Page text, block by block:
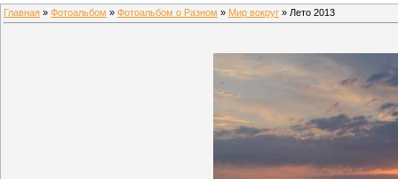
Главная » Фотоальбом » Фотоальбом о Разном » Мир вокруг » Лето 2013